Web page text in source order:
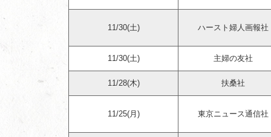
11/30(土) ハースト婦人画報社
11/30(土) 主婦の友社
11/28(木) 扶桑社
11/25(月) 東京ニュース通信社